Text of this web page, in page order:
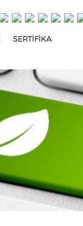
SERTİFİKA